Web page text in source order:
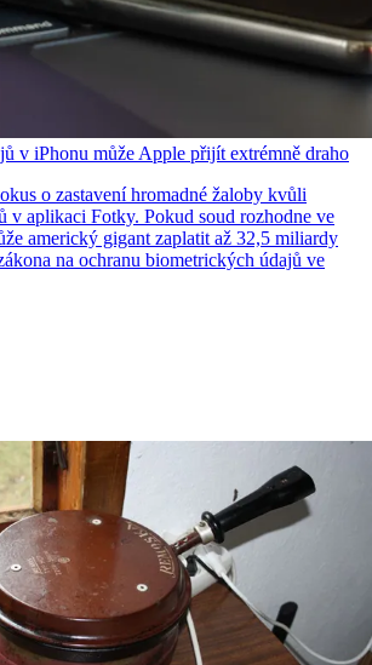
v iPhonu může Apple přijít extrémně draho
o zastavení hromadné žaloby kvůli
v aplikaci Fotky. Pokud soud rozhodne ve
americký gigant zaplatit až 32,5 miliardy
na ochranu biometrických údajů ve